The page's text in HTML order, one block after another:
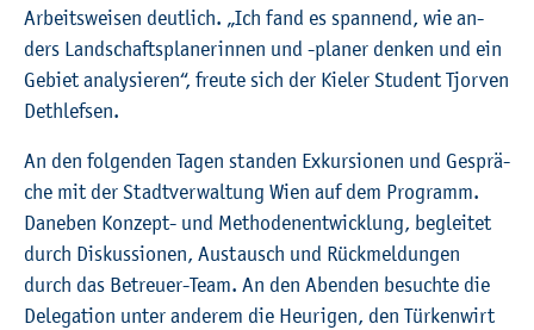
Ar­beits­wei­sen deut­lich. „Ich fand es span­nend, wie an­
ders Land­schafts­pla­ne­rin­nen und -pla­ner den­ken und ein
Ge­biet ana­ly­sie­ren“, freu­te sich der Kie­ler Stu­dent Tjor­ven
Deth­lef­sen.
An den fol­gen­den Tagen stan­den Ex­kur­sio­nen und Ge­sprä­
che mit der Stadt­ver­wal­tung Wien auf dem Pro­gramm.
Da­ne­ben Kon­zept- und Me­tho­den­ent­wick­lung, be­glei­tet
durch Dis­kus­sio­nen, Aus­tausch und Rück­mel­dun­gen
durch das Be­treu­er-Team. An den Aben­den be­such­te die
De­le­ga­ti­on unter an­de­rem die Heu­ri­gen, den Tür­ken­wirt